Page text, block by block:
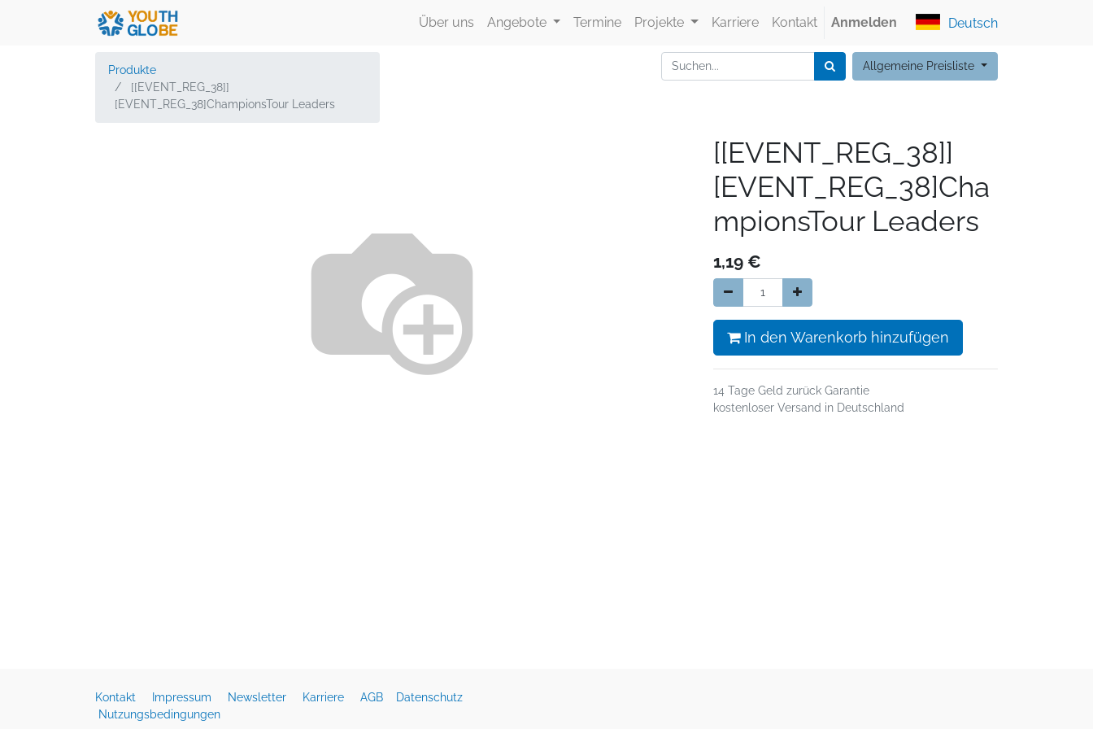
Über uns Angebote Termine Projekte Karriere Kontakt Anmelden Deutsch
Produkte
[[EVENT_REG_38]]
[EVENT_REG_38]ChampionsTour Leaders
Allgemeine Preisliste
[[EVENT_REG_38]]
[EVENT_REG_38]Cha
mpionsTour Leaders
1,19 €
In den Warenkorb hinzufügen
14 Tage Geld zurück Garantie
kostenloser Versand in Deutschland
Kontakt Impressum Newsletter Karriere AGB
Datenschutz
Nutzungsbedingungen